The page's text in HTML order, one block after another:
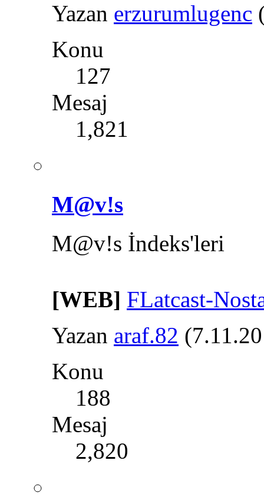
Yazan erzurumlugenc
Konu
127
Mesaj
1,821
M@v!s
M@v!s İndeks'leri
[WEB] FLatcast-
Yazan araf.82
Konu
188
Mesaj
2,820